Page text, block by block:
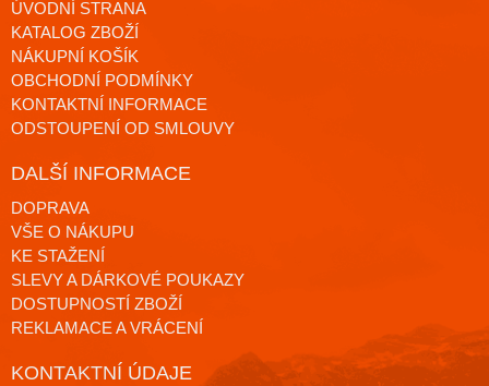
ÚVODNÍ STRANA
KATALOG ZBOŽÍ
NÁKUPNÍ KOŠÍK
OBCHODNÍ PODMÍNKY
KONTAKTNÍ INFORMACE
ODSTOUPENÍ OD SMLOUVY
DALŠÍ INFORMACE
DOPRAVA
VŠE O NÁKUPU
KE STAŽENÍ
SLEVY A DÁRKOVÉ POUKAZY
DOSTUPNOSTÍ ZBOŽÍ
REKLAMACE A VRÁCENÍ
KONTAKTNÍ ÚDAJE